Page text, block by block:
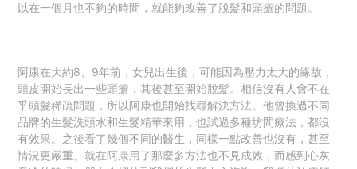
以在一個月也不夠的時間，就能夠改善了脫髮和頭瘡的問題。
阿康在大約8、9年前，女兒出生後，可能因為壓力太大的緣故，
頭皮開始長出一些頭瘡，其後甚至開始脫髮。相信沒有人會不在
乎頭髮稀疏問題，所以阿康也開始找尋解決方法。他曾換過不同
品牌的生髮洗頭水和生髮精華來用，也試過多種坊間療法，都沒
有效果。之後看了幾個不同的醫生，同樣一點改善也沒有，甚至
情況更嚴重。就在阿康用了那麼多方法也不見成效，而感到心灰